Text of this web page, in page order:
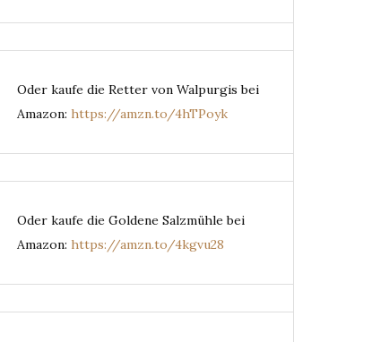
Oder kaufe die Retter von Walpurgis bei
Amazon: https://amzn.to/4hTPoyk
Oder kaufe die Goldene Salzmühle bei
Amazon: https://amzn.to/4kgvu28